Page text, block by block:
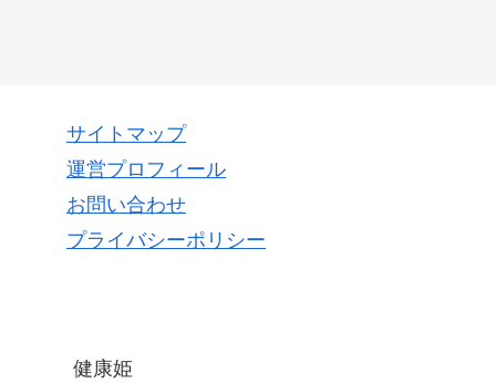
サイトマップ
運営プロフィール
お問い合わせ
プライバシーポリシー
健康姫